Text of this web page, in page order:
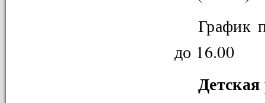
График
до 16.00